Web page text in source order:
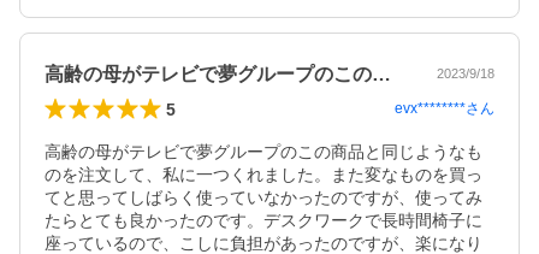
高齢の母がテレビで夢グループのこの商品… 2023/9/18
5 evx********さん
高齢の母がテレビで夢グループのこの商品と同じようなも
のを注文して、私に一つくれました。また変なものを買っ
てと思ってしばらく使っていなかったのですが、使ってみ
たらとても良かったのです。デスクワークで長時間椅子に
座っているので、こしに負担があったのですが、楽になり